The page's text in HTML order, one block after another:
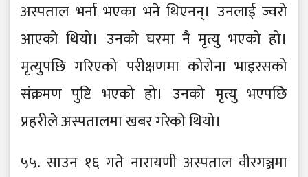
अस्पताल भर्ना भएका भने थिएनन्। उनलाई ज्वरो
आएको थियो। उनको घरमा नै मृत्यु भएको हो।
मृत्युपछि गरिएको परीक्षणमा कोरोना भाइरसको
संक्रमण पुष्टि भएको हो। उनको मृत्यु भएपछि
प्रहरीले अस्पतालमा खबर गरेको थियो।
५५. साउन १६ गते नारायणी अस्पताल वीरगञ्जमा